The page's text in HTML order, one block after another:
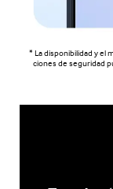
* La disponibilidad y el
ciones de seguridad